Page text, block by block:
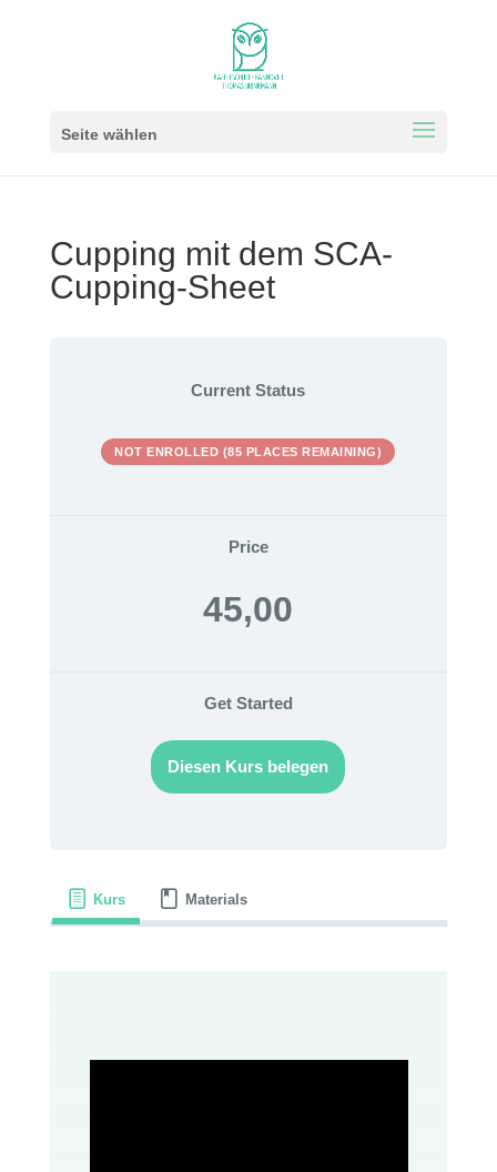
Seite wählen
Cupping mit dem SCA-
Cupping-Sheet
Current Status
NOT ENROLLED (85 PLACES REMAINING)
Price
45,00
Get Started
Diesen Kurs belegen
Kurs Materials